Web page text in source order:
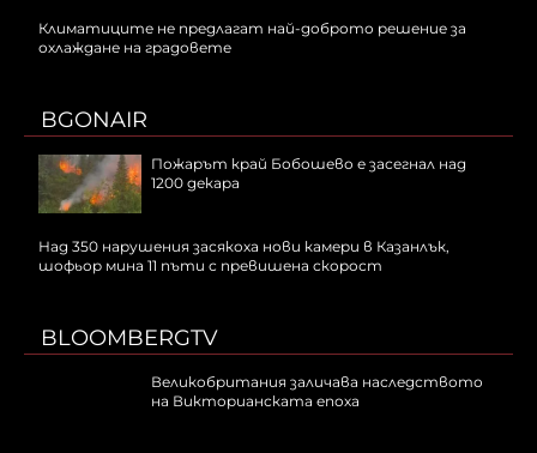
Климатиците не предлагат най-доброто решение за
охлаждане на градовете
BGONAIR
Пожарът край Бобошево е засегнал над
1200 декара
Над 350 нарушения засякоха нови камери в Казанлък,
шофьор мина 11 пъти с превишена скорост
BLOOMBERGTV
Великобритания заличава наследството
на Викторианската епоха